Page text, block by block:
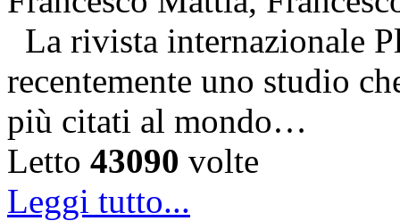
La rivista internazionale
recentemente uno studio
più citati al mondo…
Letto 43090 volte
Leggi tutto...